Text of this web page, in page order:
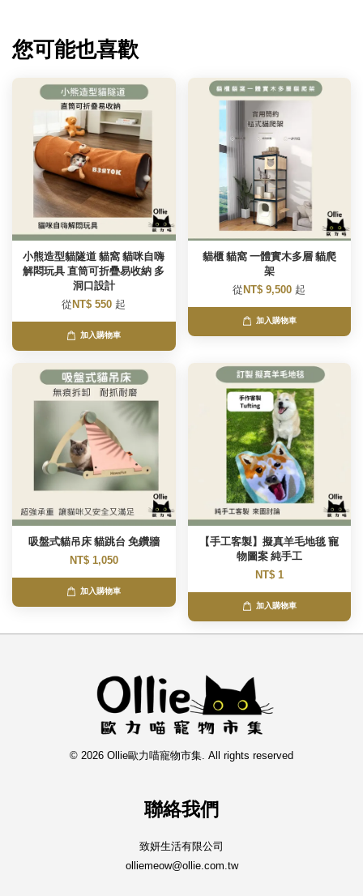
您可能也喜歡
小熊造型貓隧道 貓窩 貓咪自嗨
解悶玩具 直筒可折疊易收納 多
洞口設計
從 NT$ 550 起
加入購物車
貓櫃 貓窩 一體實木多層 貓爬
架
從 NT$ 9,500 起
加入購物車
吸盤式貓吊床 貓跳台 免鑽牆
NT$ 1,050
加入購物車
【手工客製】擬真羊毛地毯 寵
物圖案 純手工
NT$ 1
加入購物車
© 2026 Ollie歐力喵寵物市集. All rights reserved
聯絡我們
致妍生活有限公司
olliemeow@ollie.com.tw